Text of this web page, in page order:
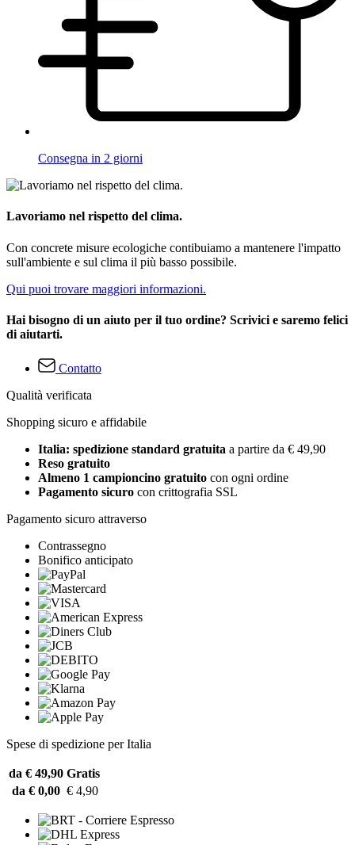
Consegna in 2 giorni
Lavoriamo nel rispetto del clima.
Con concrete misure ecologiche contibuiamo a mantenere l'impatto
sull'ambiente e sul clima il più basso possibile.
Qui puoi trovare maggiori informazioni.
Hai bisogno di un aiuto per il tuo ordine? Scrivici e saremo felici
di aiutarti.
Contatto
Qualità verificata
Shopping sicuro e affidabile
Italia: spedizione standard gratuita a partire da € 49,90
Reso gratuito
Almeno 1 campioncino gratuito con ogni ordine
Pagamento sicuro con crittografia SSL
Pagamento sicuro attraverso
Contrassegno
Bonifico anticipato
Spese di spedizione per Italia
da € 49,90 Gratis
da € 0,00 € 4,90